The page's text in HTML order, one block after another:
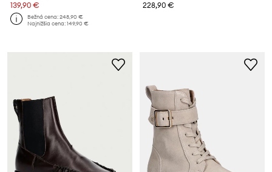
139,90 €
Bežná cena:248,90 €
Najnižšia cena:149,90 €
228,90 €